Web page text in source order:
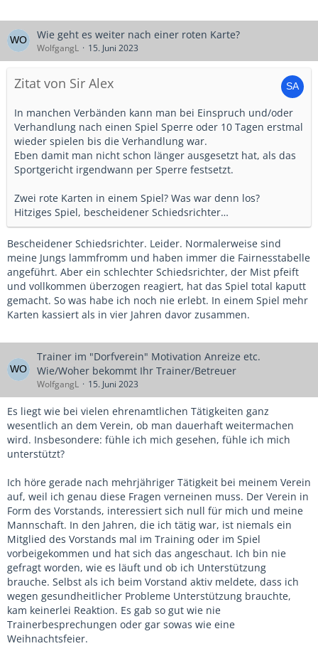
Wie geht es weiter nach einer roten Karte?
WolfgangL 15. Juni 2023
Zitat von Sir Alex
In manchen Verbänden kann man bei Einspruch und/oder
Verhandlung nach einen Spiel Sperre oder 10 Tagen erstmal
wieder spielen bis die Verhandlung war.
Eben damit man nicht schon länger ausgesetzt hat, als das
Sportgericht irgendwann per Sperre festsetzt.
Zwei rote Karten in einem Spiel? Was war denn los?
Hitziges Spiel, bescheidener Schiedsrichter…
Bescheidener Schiedsrichter. Leider. Normalerweise sind
meine Jungs lammfromm und haben immer die Fairnesstabelle
angeführt. Aber ein schlechter Schiedsrichter, der Mist pfeift
und vollkommen überzogen reagiert, hat das Spiel total kaputt
gemacht. So was habe ich noch nie erlebt. In einem Spiel mehr
Karten kassiert als in vier Jahren davor zusammen.
Trainer im "Dorfverein" Motivation Anreize etc.
Wie/Woher bekommt Ihr Trainer/Betreuer
WolfgangL 15. Juni 2023
Es liegt wie bei vielen ehrenamtlichen Tätigkeiten ganz
wesentlich an dem Verein, ob man dauerhaft weitermachen
wird. Insbesondere: fühle ich mich gesehen, fühle ich mich
unterstützt?
Ich höre gerade nach mehrjähriger Tätigkeit bei meinem Verein
auf, weil ich genau diese Fragen verneinen muss. Der Verein in
Form des Vorstands, interessiert sich null für mich und meine
Mannschaft. In den Jahren, die ich tätig war, ist niemals ein
Mitglied des Vorstands mal im Training oder im Spiel
vorbeigekommen und hat sich das angeschaut. Ich bin nie
gefragt worden, wie es läuft und ob ich Unterstützung
brauche. Selbst als ich beim Vorstand aktiv meldete, dass ich
wegen gesundheitlicher Probleme Unterstützung brauchte,
kam keinerlei Reaktion. Es gab so gut wie nie
Trainerbesprechungen oder gar sowas wie eine
Weihnachtsfeier.